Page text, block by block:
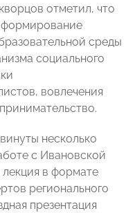
отметил, что
формирование
среды
социального
вовлечения
несколько
с Ивановской
в формате
регионального
презентация